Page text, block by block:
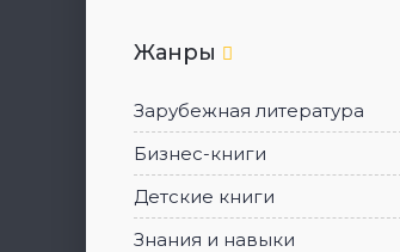
Жанры
Зарубежная литература
Бизнес-книги
Детские книги
Знания и навыки